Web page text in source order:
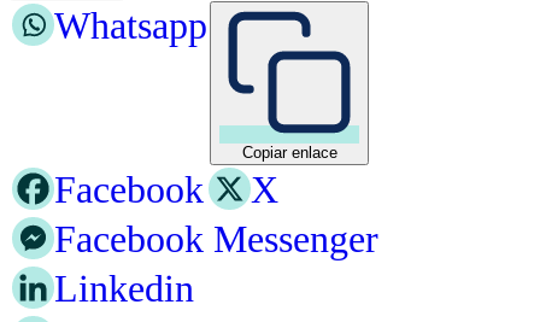
Copiar enlace
Whatsapp
Facebook
X
Facebook Messenger
Linkedin